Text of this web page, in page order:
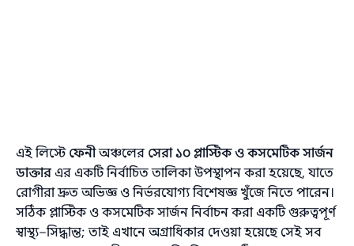
এই লিস্টে ফেনীঅঞ্চলের সেরা ১০ প্লাস্টিক ও কসমেটিক সার্জন
ডাক্তার এর একটি নির্বাচিত তালিকা উপস্থাপন করা হয়েছে, যাতে
রোগীরা দ্রুত অভিজ্ঞ ও নির্ভরযোগ্য বিশেষজ্ঞ খুঁজে নিতে পারেন।
সঠিক প্লাস্টিক ও কসমেটিক সার্জন নির্বাচন করা একটি গুরুত্বপূর্ণ
স্বাস্থ্য–সিদ্ধান্ত; তাই এখানে অগ্রাধিকার দেওয়া হয়েছে সেই সব